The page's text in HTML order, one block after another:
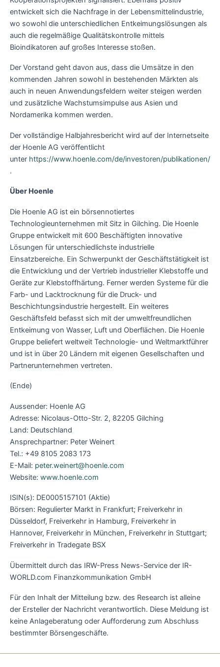
entwickelt sich die Nachfrage in der Lebensmittelindustrie,
wo sowohl die unterschiedlichen Entkeimungslösungen als
auch die regelmäßige Qualitätskontrolle mittels
Bioindikatoren auf großes Interesse stoßen.
Der Vorstand geht davon aus, dass die Umsätze in den
kommenden Jahren sowohl in bestehenden Märkten als
auch in neuen Anwendungsfeldern weiter steigen werden
und zusätzliche Wachstumsimpulse aus Asien und
Nordamerika kommen werden.
Der vollständige Halbjahresbericht wird auf der Internetseite
der Hoenle AG veröffentlicht
unter https://www.hoenle.com/de/investoren/publikationen/
.
Über Hoenle
Die Hoenle AG ist ein börsennotiertes
Technologieunternehmen mit Sitz in Gilching. Die Hoenle
Gruppe entwickelt mit 600 Beschäftigten innovative
Lösungen für unterschiedlichste industrielle
Einsatzbereiche. Ein Schwerpunkt der Geschäftstätigkeit ist
die Entwicklung und der Vertrieb industrieller Klebstoffe und
Geräte zur Klebstoffhärtung. Ferner werden Systeme für die
Farb- und Lacktrocknung für die Druck- und
Beschichtungsindustrie hergestellt. Ein weiteres
Geschäftsfeld befasst sich mit der umweltfreundlichen
Entkeimung von Wasser, Luft und Oberflächen. Die Hoenle
Gruppe beliefert weltweit Technologie- und Weltmarktführer
und ist in über 20 Ländern mit eigenen Gesellschaften und
Partnerunternehmen vertreten.
(Ende)
Aussender: Hoenle AG
Adresse: Nicolaus-Otto-Str. 2, 82205 Gilching
Land: Deutschland
Ansprechpartner: Peter Weinert
Tel.: +49 8105 2083 173
E-Mail: peter.weinert@hoenle.com
Website: www.hoenle.com
ISIN(s): DE0005157101 (Aktie)
Börsen: Regulierter Markt in Frankfurt; Freiverkehr in
Düsseldorf, Freiverkehr in Hamburg, Freiverkehr in
Hannover, Freiverkehr in München, Freiverkehr in Stuttgart;
Freiverkehr in Tradegate BSX
Übermittelt durch das IRW-Press News-Service der IR-
WORLD.com Finanzkommunikation GmbH
Für den Inhalt der Mitteilung bzw. des Research ist alleine
der Ersteller der Nachricht verantwortlich. Diese Meldung ist
keine Anlageberatung oder Aufforderung zum Abschluss
bestimmter Börsengeschäfte.